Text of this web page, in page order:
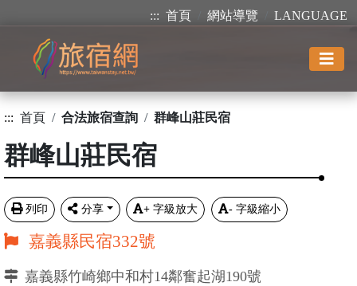
::: 首頁 網站導覽 LANGUAGE
::: 首頁 合法旅宿查詢 群峰山莊民宿
群峰山莊民宿
列印 分享 + 字級放大 - 字級縮小
嘉義縣民宿332號
嘉義縣竹崎鄉中和村14鄰奮起湖190號